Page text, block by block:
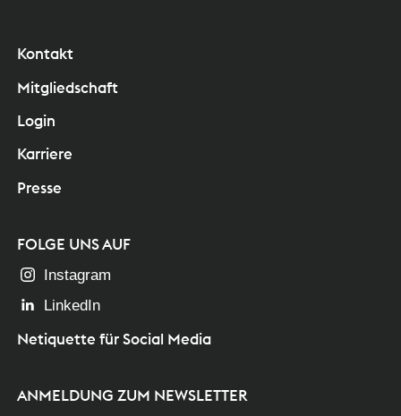
Kontakt
Mitgliedschaft
Login
Karriere
Presse
FOLGE UNS AUF
Instagram
LinkedIn
Netiquette für Social Media
ANMELDUNG ZUM NEWSLETTER